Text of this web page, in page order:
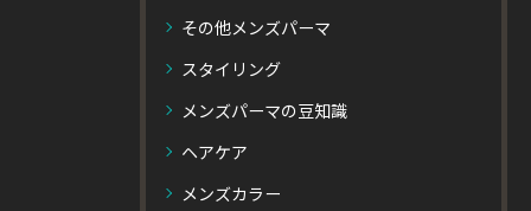
その他メンズパーマ
スタイリング
メンズパーマの豆知識
ヘアケア
メンズカラー